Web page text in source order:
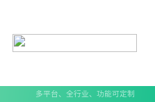
多平台、全行业、功能可定制